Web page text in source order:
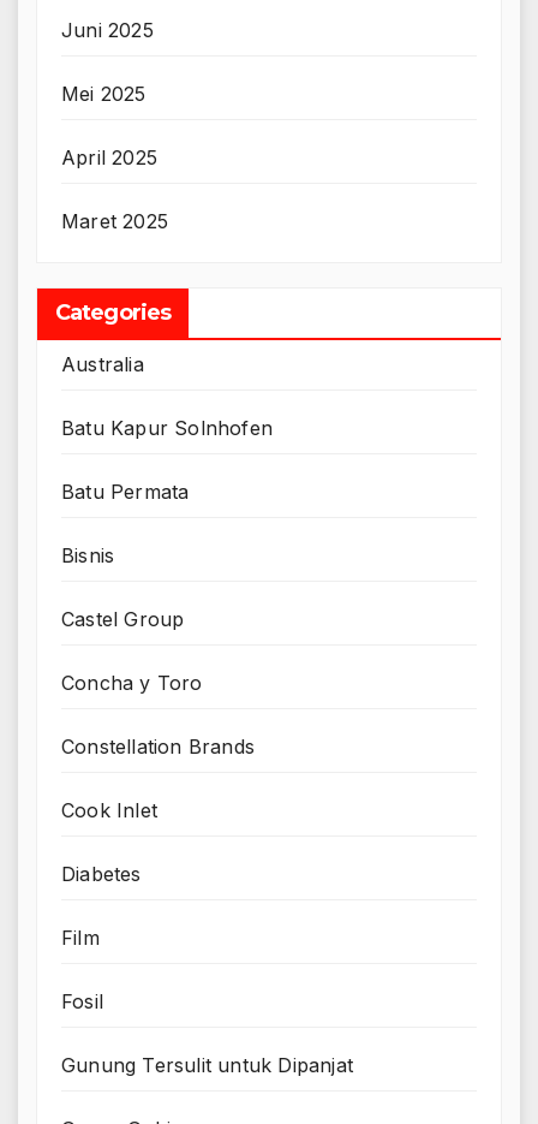
Juni 2025
Mei 2025
April 2025
Maret 2025
Categories
Australia
Batu Kapur Solnhofen
Batu Permata
Bisnis
Castel Group
Concha y Toro
Constellation Brands
Cook Inlet
Diabetes
Film
Fosil
Gunung Tersulit untuk Dipanjat